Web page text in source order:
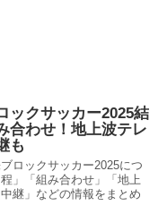
ックサッカー2025結
合わせ！地上波テレ
も
ロックサッカー2025につ
」「組み合わせ」「地上
継」などの情報をまとめ